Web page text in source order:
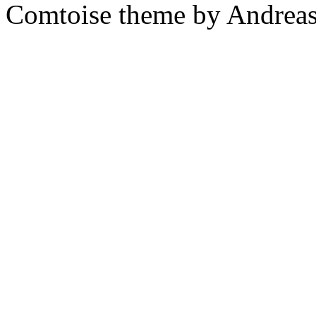
Comtoise theme by